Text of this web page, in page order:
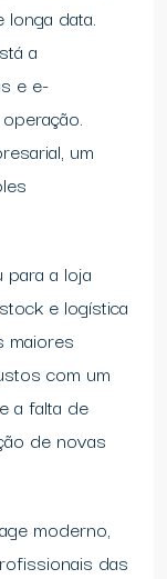
data.
a
e e-
um
para a loja
e logística
maiores
com um
a falta de
de novas
moderno,
das